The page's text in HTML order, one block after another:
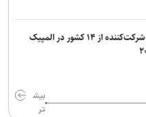
حضور ۲۰۰ شرکت‌کننده از ۱۴ کشور در المپیک
بیش
تر